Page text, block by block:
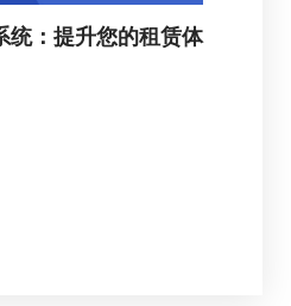
统：提升您的租赁体